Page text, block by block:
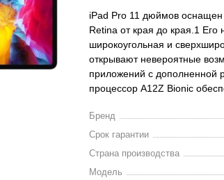
iPad Pro 11 дюймов
Retina от края до края.1
широкоугольная и
открывают невероятные
приложений с
процессор A12Z Bionic
Бренд
Срок гарантии
Страна производства
Модель